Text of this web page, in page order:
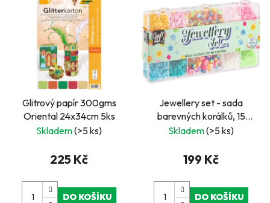
Glitrový papír 300gms
Oriental 24x34cm 5ks
Skladem(>5 ks)
225 Kč
DO KOŠÍKU
Jewellery set - sada
barevných korálků, 15
druhů
Skladem(>5 ks)
199 Kč
DO KOŠÍKU